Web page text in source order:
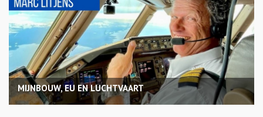
MIJNBOUW, EU EN LUCHTVAART